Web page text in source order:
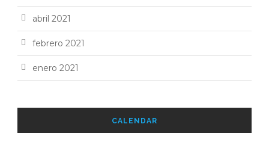
abril 2021
febrero 2021
enero 2021
CALENDAR